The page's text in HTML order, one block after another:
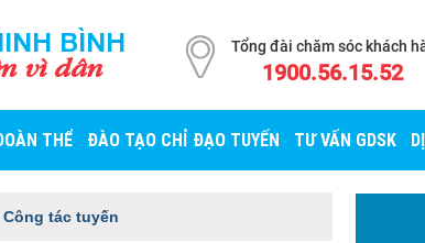
BÌNH
vì dân
Tổng đài chăm sóc khách
1900.56.15.52
THỂ ĐÀO TẠO CHỈ ĐẠO TUYẾN TƯ VẤN GDSK
Công tác tuyến